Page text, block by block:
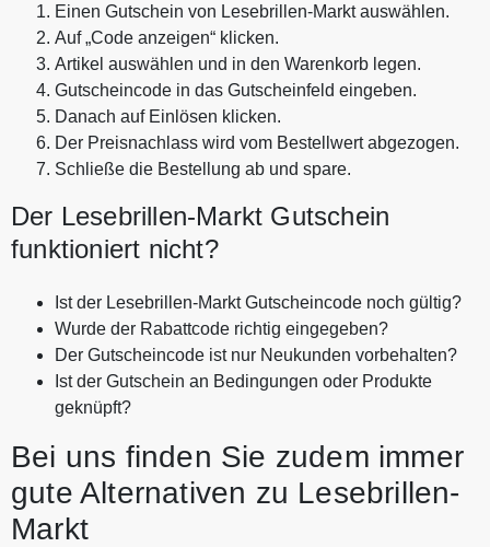
Einen Gutschein von Lesebrillen-Markt auswählen.
Auf „Code anzeigen“ klicken.
Artikel auswählen und in den Warenkorb legen.
Gutscheincode in das Gutscheinfeld eingeben.
Danach auf Einlösen klicken.
Der Preisnachlass wird vom Bestellwert abgezogen.
Schließe die Bestellung ab und spare.
Der Lesebrillen-Markt Gutschein
funktioniert nicht?
Ist der Lesebrillen-Markt Gutscheincode noch gültig?
Wurde der Rabattcode richtig eingegeben?
Der Gutscheincode ist nur Neukunden vorbehalten?
Ist der Gutschein an Bedingungen oder Produkte
geknüpft?
Bei uns finden Sie zudem immer
gute Alternativen zu Lesebrillen-
Markt